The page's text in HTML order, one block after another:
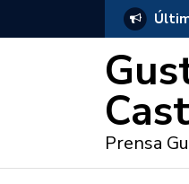
Prensa